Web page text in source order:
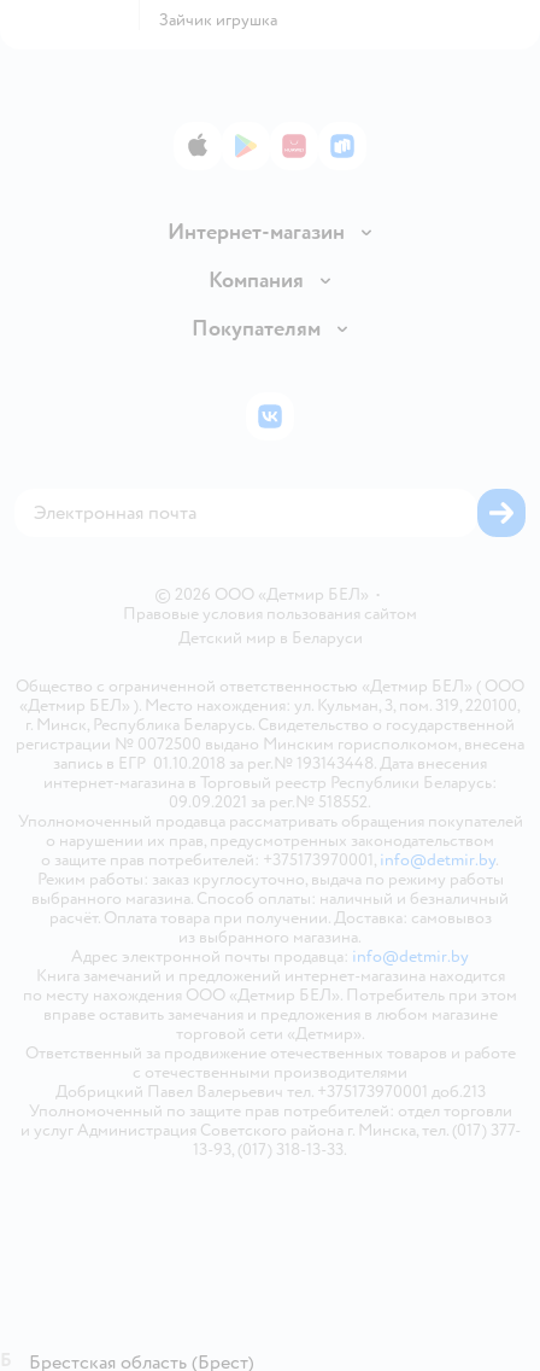
Зайчик игрушка
App StoreGoogle Play
AppGallery
RuStore
Интернет-магазин
Доставка и оплата
Правила продажи
Политика использования файлов cookie
Компания
Вакансии
Покупателям
Бонусные карты
© 2026 ООО «Детмир БЕЛ» •
Правовые условия пользования сайтом
Детский мир в Беларуси
Общество с ограниченной ответственностью «Детмир БЕЛ» ( ООО
«Детмир БЕЛ» ). Место нахождения: ул. Кульман, 3, пом. 319, 220100,
г. Минск, Республика Беларусь. Свидетельство о государственной
регистрации № 0072500 выдано Минским горисполкомом, внесена
запись в ЕГР 01.10.2018 за рег.№ 193143448. Дата внесения
интернет-магазина в Торговый реестр Республики Беларусь:
09.09.2021 за рег.№ 518552.
Уполномоченный продавца рассматривать обращения покупателей
о нарушении их прав, предусмотренных законодательством
о защите прав потребителей: +375173970001, info@detmir.by.
Режим работы: заказ круглосуточно, выдача по режиму работы
выбранного магазина. Способ оплаты: наличный и безналичный
расчёт. Оплата товара при получении. Доставка: самовывоз
из выбранного магазина.
Адрес электронной почты продавца: info@detmir.by
Книга замечаний и предложений интернет-магазина находится
по месту нахождения ООО «Детмир БЕЛ». Потребитель при этом
вправе оставить замечания и предложения в любом магазине
торговой сети «Детмир».
Ответственный за продвижение отечественных товаров и работе
с отечественными производителями
Добрицкий Павел Валерьевич тел. +375173970001 доб.213
Уполномоченный по защите прав потребителей: отдел торговли
и услуг Администрация Советского района г. Минска, тел. (017) 377-
13-93, (017) 318-13-33.
ВКонтакте
Брестская область (Брест)